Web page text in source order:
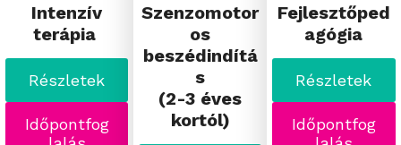
Intenzív
terápia
Részletek
Időpontfog
Szenzomotor
os
beszédindítá
s
(2-3 éves
kortól)
Fejlesztőped
agógia
Részletek
Időpontfog